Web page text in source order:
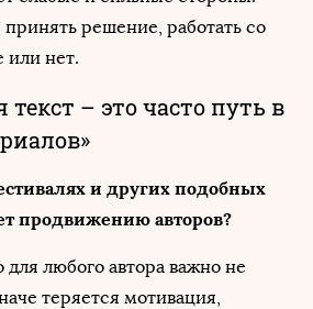
решение, работать со
или нет.
текст – это часто путь в
и других подобных
продвижению авторов?
для любого автора важно не
теряется мотивация,